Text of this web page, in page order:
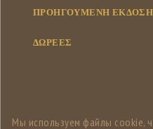
ΠΡΟΗΓΟΥΜΕΝΗ ΕΚΔΟΣΗ
ΔΩΡΕΕΣ
Мы используем файлы cookie,